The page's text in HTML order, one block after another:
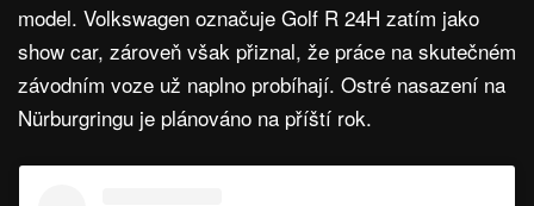
model. Volkswagen označuje Golf R 24H zatím jako
show car, zároveň však přiznal, že práce na skutečném
závodním voze už naplno probíhají. Ostré nasazení na
Nürburgringu je plánováno na příští rok.